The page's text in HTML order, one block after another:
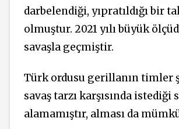
darbelendiği, yıpratıldığı bir
olmuştur. 2021 yılı büyük
savaşla geçmiştir.
Türk ordusu gerillanın timler
savaş tarzı karşısında istediği
alamamıştır, alması da